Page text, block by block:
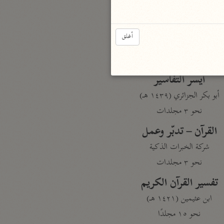
تيسير الكريم الرحمن
أيسر التفاسير
أبو بكر الجزائري (١٤٣٩ هـ)
نحو ٣ مجلدات
القرآن – تدبّر وعمل
شركة الخبرات الذكية
نحو ٣ مجلدات
تفسير القرآن الكريم
ابن عثيمين (١٤٢١ هـ)
نحو ١٥ مجلدًا
أغلق